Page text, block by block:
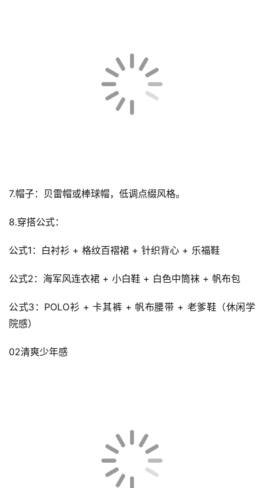
首
7.帽子：贝雷帽或棒球帽，低调点缀风格。
8.穿搭公式：
公式1：白衬衫 + 格纹百褶裙 + 针织背心 + 乐福鞋
公式2：海军风连衣裙 + 小白鞋 + 白色中筒袜 + 帆布包
公式3：POLO衫 + 卡其裤 + 帆布腰带 + 老爹鞋（休闲学
院感）
02清爽少年感